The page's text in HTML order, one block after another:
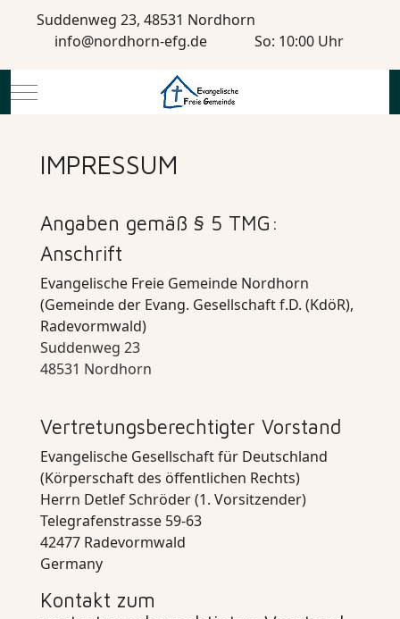
Suddenweg 23, 48531 Nordhorn
info@nordhorn-efg.de
So: 10:00 Uhr
Mobile Menu Toggle
IMPRESSUM
Angaben gemäß § 5 TMG:
Anschrift
Evangelische Freie Gemeinde Nordhorn
(Gemeinde der Evang. Gesellschaft f.D. (KdöR),
Radevormwald)
Suddenweg 23
48531 Nordhorn
Vertretungsberechtigter Vorstand
Evangelische Gesellschaft für Deutschland
(Körperschaft des öffentlichen Rechts)
Herrn Detlef Schröder (1. Vorsitzender)
Telegrafenstrasse 59-63
42477 Radevormwald
Germany
Kontakt zum